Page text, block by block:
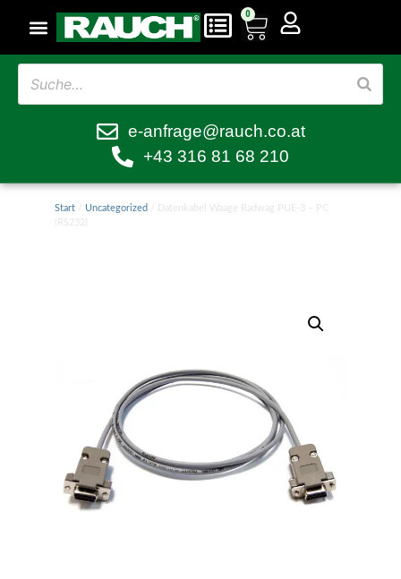
0
e-anfrage@rauch.co.at
+43 316 81 68 210
Start/ Uncategorized / Datenkabel Waage Radwag PUE-3 – PC
(RS232)